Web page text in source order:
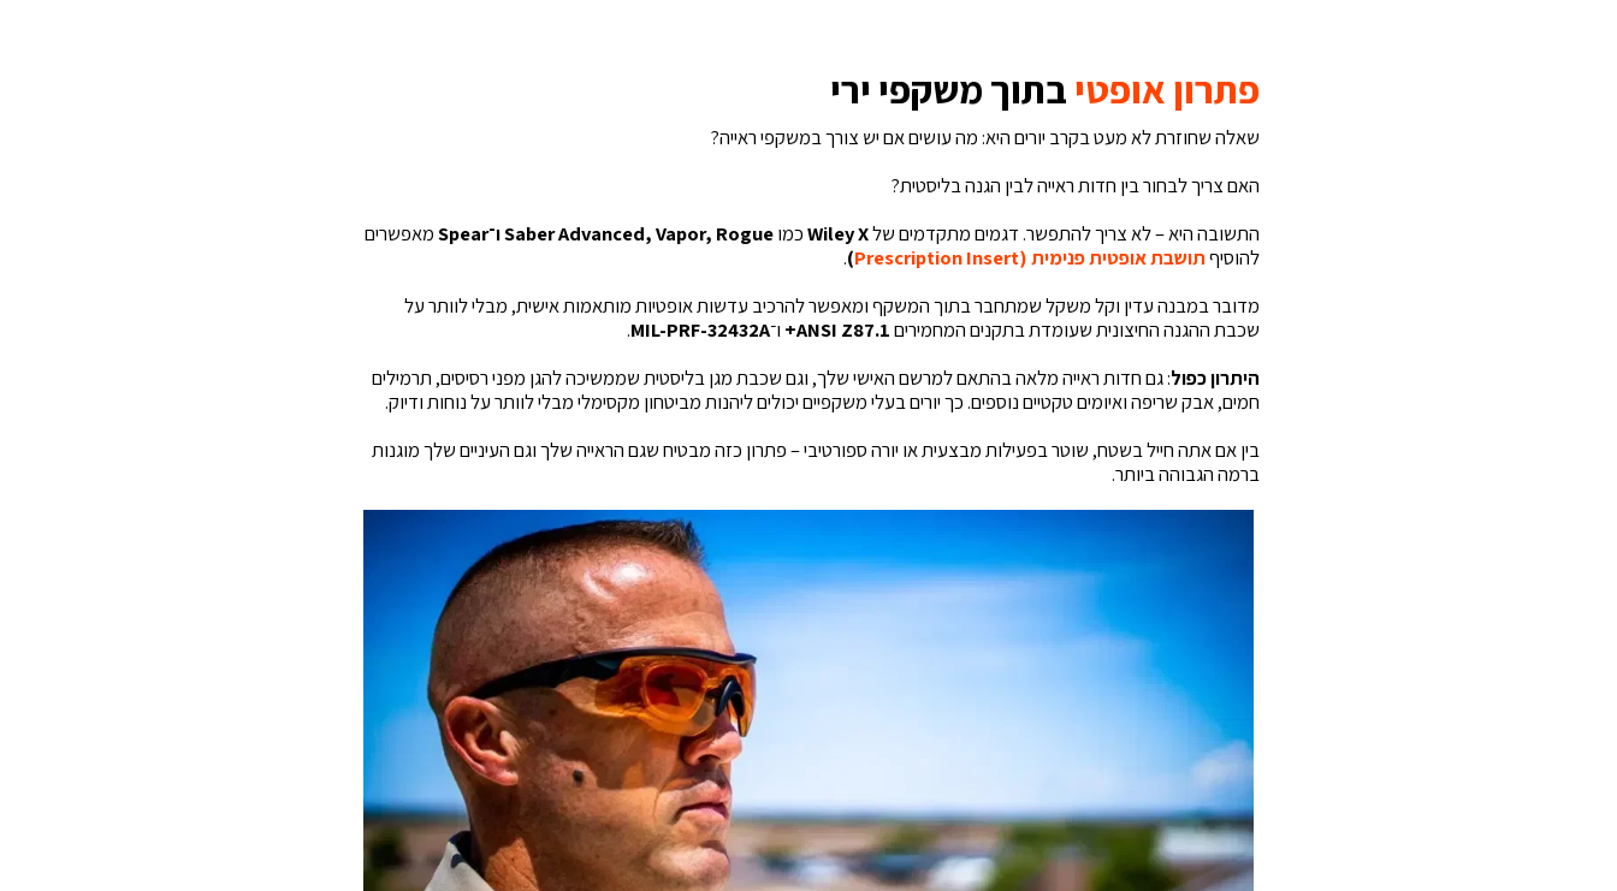
פתרון אופטיבתוך משקפי ירי
שאלה שחוזרת לא מעט בקרב יורים היא: מה עושים אם יש צורך במשקפי ראייה?
האם צריך לבחור בין חדות ראייה לבין הגנה בליסטית?
התשובה היא – לא צריך להתפשר. דגמים מתקדמים שלWiley XכמוSaber Advanced, Vapor, Rogue ו־Spear
מאפשרים
להוסיףתושבת אופטית פנימית (Prescription Insert )
.
מדובר במבנה עדין וקל משקל שמתחבר בתוך המשקף ומאפשר להרכיב עדשות אופטיות מותאמות אישית, מבלי לוותר על
שכבת ההגנה החיצונית שעומדת בתקנים המחמיריםANSI Z87.1+ ו־MIL-PRF-32432A
.
היתרון כפול: גם חדות ראייה מלאה בהתאם למרשם האישי שלך, וגם שכבת מגן בליסטית שממשיכה להגן מפני רסיסים, תרמילים
חמים, אבק שריפה ואיומים טקטיים נוספים. כך יורים בעלי משקפיים יכולים ליהנות מביטחון מקסימלי מבלי לוותר על נוחות ודיוק.
בין אם אתה חייל בשטח, שוטר בפעילות מבצעית או יורה ספורטיבי – פתרון כזה מבטיח שגם הראייה שלך וגם העיניים שלך מוגנות
ברמה הגבוהה ביותר.